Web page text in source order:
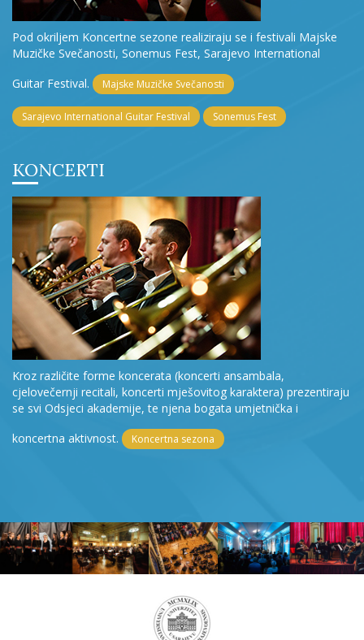
Pod okriljem Koncertne sezone realiziraju se i festivali Majske
Muzičke Svečanosti, Sonemus Fest, Sarajevo International
Guitar Festival.
Majske Muzičke Svečanosti
Sarajevo International Guitar Festival Sonemus Fest
KONCERTI
Kroz različite forme koncerata (koncerti ansambala,
cjelovečernji recitali, koncerti mješovitog karaktera) prezentiraju
se svi Odsjeci akademije, te njena bogata umjetnička i
koncertna aktivnost.
Koncertna sezona